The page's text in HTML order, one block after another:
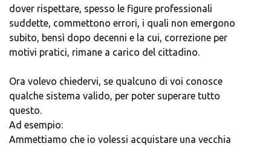
dover rispettare, spesso le figure professionali
suddette, commettono errori, i quali non emergono
subito, bensì dopo decenni e la cui, correzione per
motivi pratici, rimane a carico del cittadino.
Ora volevo chiedervi, se qualcuno di voi conosce
qualche sistema valido, per poter superare tutto
questo.
Ad esempio:
Ammettiamo che io volessi acquistare una vecchia